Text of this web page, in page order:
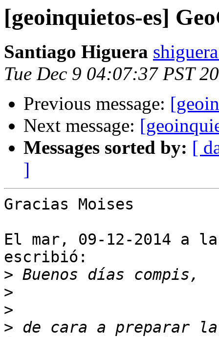
[geoinquietos-es]
Santiago Higuera
Tue Dec 9 04:07:37 PST
Previous message:
Next message:
Messages sorted by: [
]
Gracias Moises
El mar, 09-12-2014 a
escribió:
>
>
>
> de cara a preparar la